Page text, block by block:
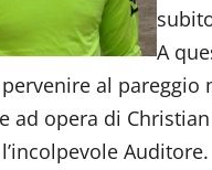
A
al pareggio
ad opera di
Auditore.